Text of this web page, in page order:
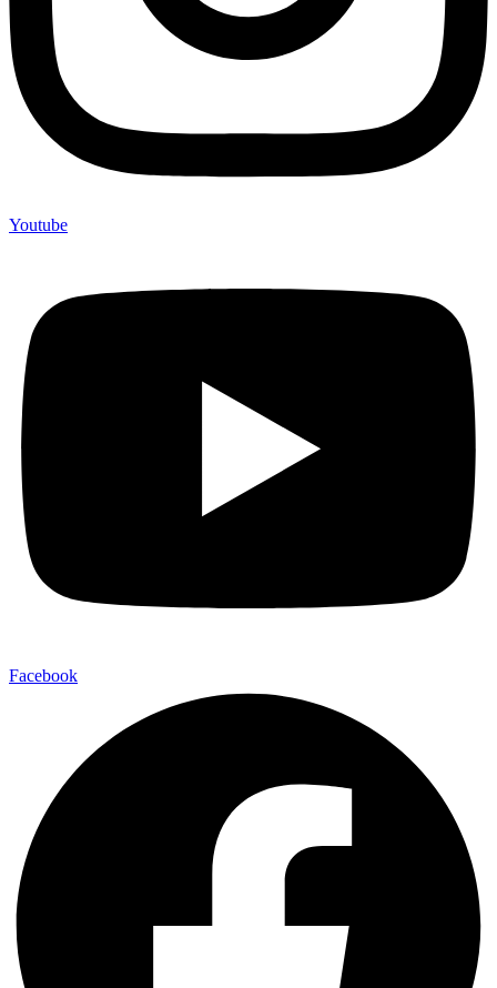
Youtube
Facebook